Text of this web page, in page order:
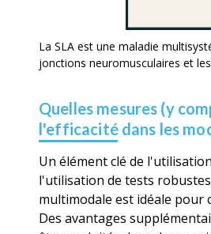
La SLA est une maladie
jonctions neuromusculaires et
Quelles mesures (y
l'efficacité dans les
Un élément clé de
l'utilisation de tests
multimodale est idéale pour
Des avantages